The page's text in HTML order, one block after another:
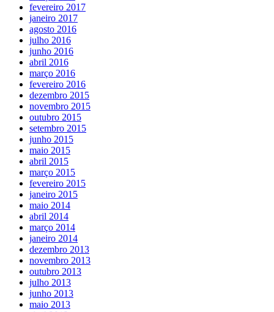
fevereiro 2017
janeiro 2017
agosto 2016
julho 2016
junho 2016
abril 2016
março 2016
fevereiro 2016
dezembro 2015
novembro 2015
outubro 2015
setembro 2015
junho 2015
maio 2015
abril 2015
março 2015
fevereiro 2015
janeiro 2015
maio 2014
abril 2014
março 2014
janeiro 2014
dezembro 2013
novembro 2013
outubro 2013
julho 2013
junho 2013
maio 2013